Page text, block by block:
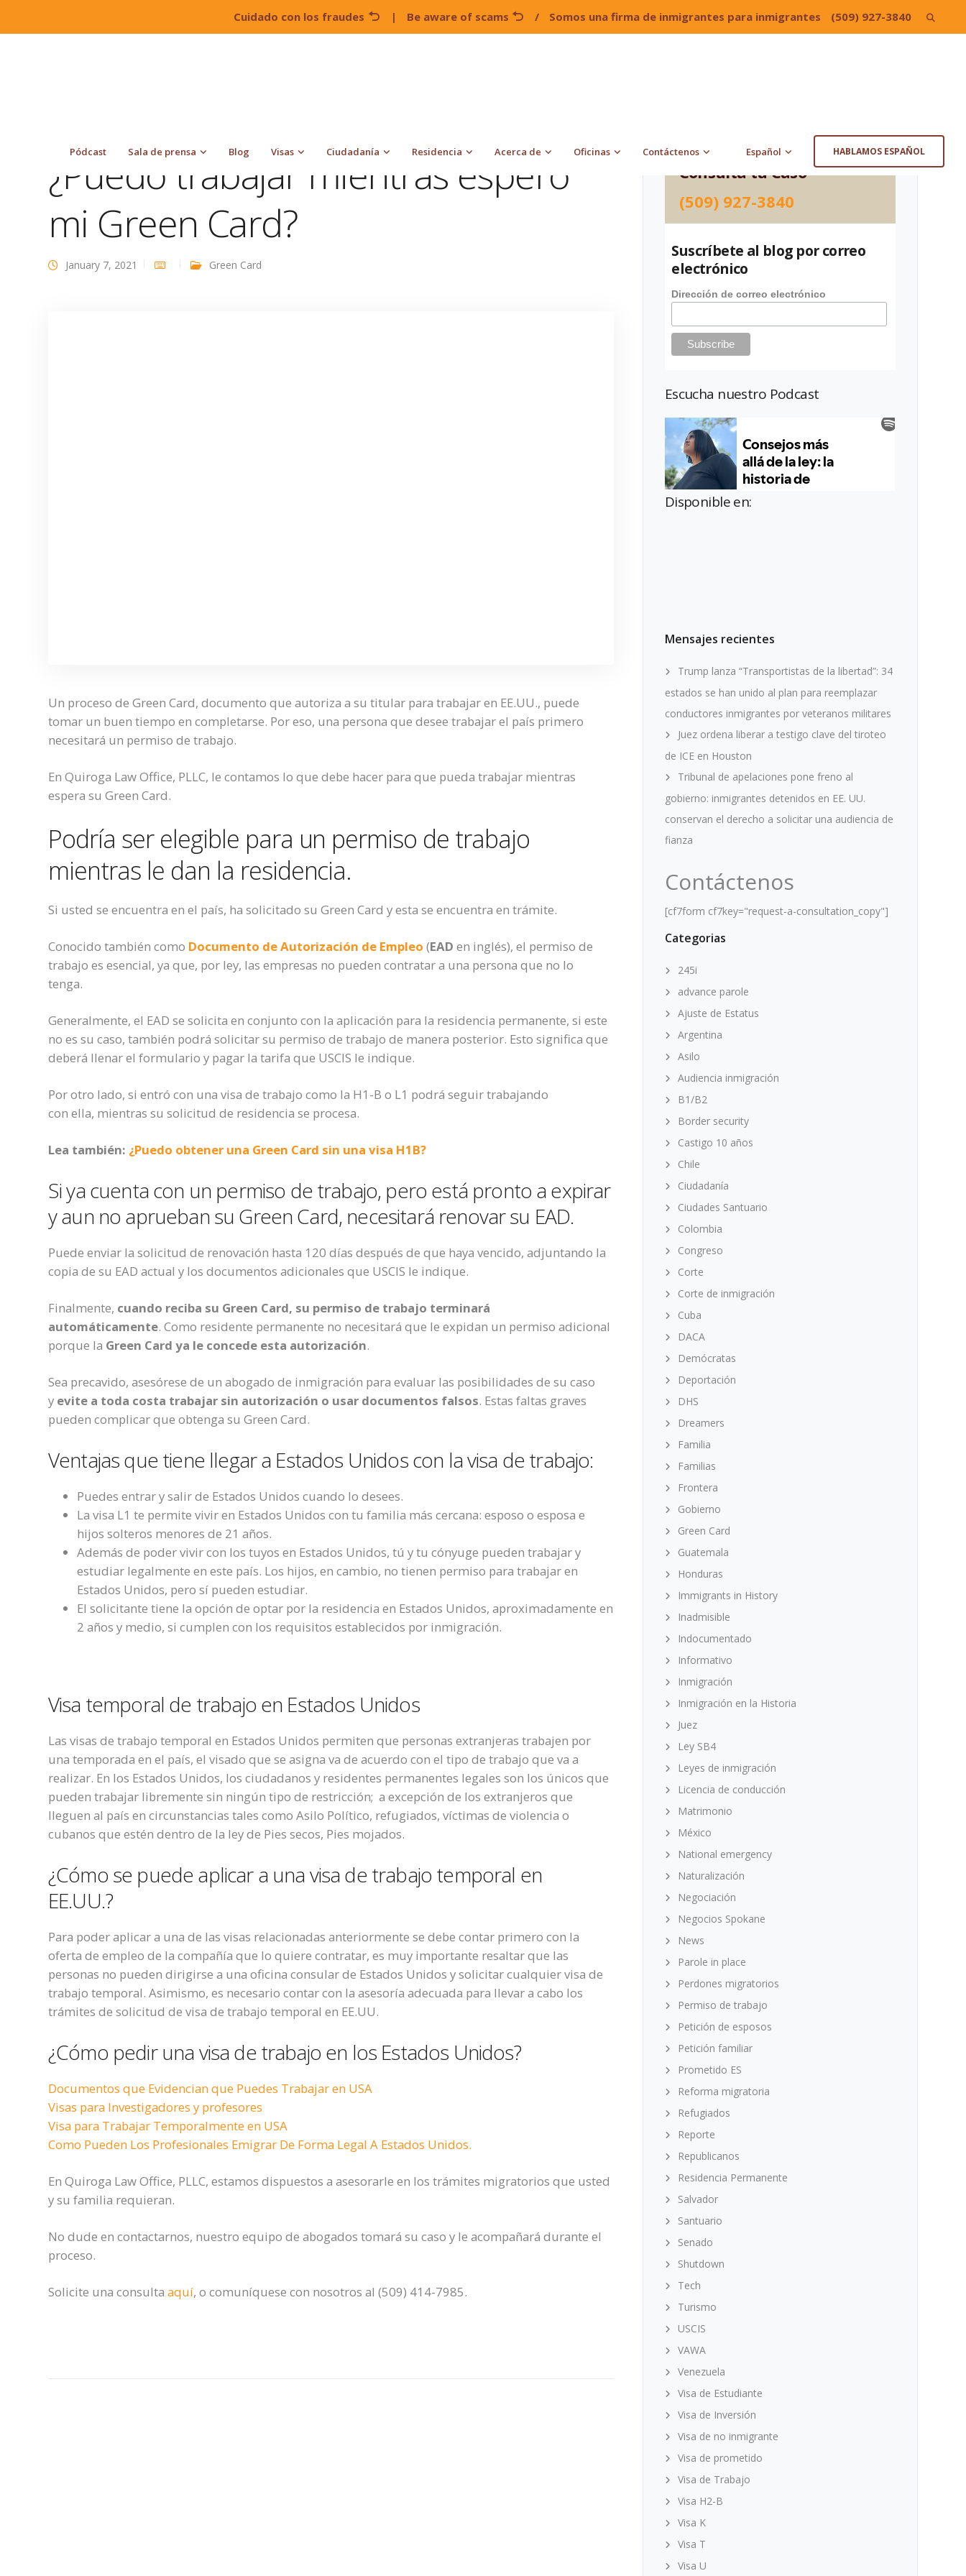
Cuidado con los fraudes | Be aware of scams / Somos una firma de inmigrantes para inmigrantes (509) 927-3840 Search
Pódcast Sala de prensa Blog Visas Ciudadanía Residencia Acerca de Oficinas Contáctenos Español HABLAMOS ESPAÑOL
¿Puedo trabajar mientras espero
mi Green Card?
January 7, 2021 Green Card
Un proceso de Green Card, documento que autoriza a su titular para trabajar en EE.UU., puede
tomar un buen tiempo en completarse. Por eso, una persona que desee trabajarel país primero
necesitará un permiso de trabajo.
En Quiroga Law Office, PLLC, le contamos lo que debe hacer para que pueda trabajar mientras
espera su Green Card.
Podría ser elegible para un permiso de trabajo
mientras le dan la residencia.
Si usted se encuentra en el país, ha solicitado su Green Card y esta se encuentra en trámite.
Conocido también como Documento de Autorización de Empleo (EAD en inglés), el permiso de
trabajo es esencial, ya que, por ley, las empresas no pueden contratar a una persona que no lo
tenga.
Generalmente, el EAD se solicita en conjunto con la aplicación para la residencia permanente, si este
no es su caso, también podrá solicitar su permiso de trabajo de manera posterior. Esto significa que
deberá llenar el formulario y pagar la tarifa que USCIS le indique.
Por otro lado, si entró con una visa de trabajo como la H1-B o L1 podrá seguir trabajando
con ella, mientras su solicitud de residencia se procesa.
Lea también: ¿Puedo obtener una Green Card sin una visa H1B?
Si yacuenta con un permiso de trabajo, pero está pronto a expirar
y aun no aprueban su Green Card, necesitará renovarsu EAD.
Puede enviar la solicitud de renovación hasta 120 días después de que haya vencido, adjuntando la
copia de su EAD actual y los documentos adicionales que USCIS le indique.
Finalmente, cuando reciba su Green Card, su permiso de trabajo terminará
automáticamente. Como residente permanente no necesitará que le expidan un permiso adicional
porque la Green Card ya le concede esta autorización.
Sea precavido, asesórese de un abogado de inmigración para evaluar las posibilidades de su caso
y evite a toda costa trabajar sin autorización o usar documentos falsos. Estas faltas graves
pueden complicarque obtenga su Green Card.
Ventajas que tiene llegar a Estados Unidos con la visa de trabajo:
Puedes entrar y salir de Estados Unidos cuando lo desees.
La visa L1 te permite vivir en Estados Unidos con tu familia más cercana: esposo o esposa e
hijos solteros menores de 21 años.
Además de poder vivir con los tuyos en Estados Unidos, tú y tu cónyuge pueden trabajar y
estudiar legalmente en este país. Los hijos, en cambio, no tienen permiso para trabajar en
Estados Unidos, pero sí pueden estudiar.
El solicitante tiene la opción de optar por la residencia en Estados Unidos, aproximadamente en
2 años y medio, si cumplen con los requisitos establecidos por inmigración.
Visa temporal de trabajo en Estados Unidos
Las visas de trabajo temporal en Estados Unidos permiten que personas extranjeras trabajen por
una temporada en el país, el visado que se asigna va de acuerdo con el tipo de trabajo que va a
realizar. En los Estados Unidos, los ciudadanos y residentes permanentes legales son los únicos que
pueden trabajar libremente sin ningún tipo de restricción; a excepción de los extranjeros que
lleguen al país en circunstancias tales como Asilo Político, refugiados, víctimas de violencia o
cubanos que estén dentro de la ley de Pies secos, Pies mojados.
¿Cómo se puede aplicar a una visa de trabajo temporal en
EE.UU.?
Para poder aplicar a una de las visas relacionadas anteriormente se debe contar primero con la
oferta de empleo de la compañía que lo quiere contratar, es muy importante resaltar que las
personas no pueden dirigirse a una oficina consular de Estados Unidos y solicitar cualquier visa de
trabajo temporal. Asimismo, es necesario contar con la asesoría adecuada para llevar a cabo los
trámites de solicitud de visa de trabajo temporal en EE.UU.
¿Cómo pedir una visa de trabajo en los Estados Unidos?
Documentos que Evidencian que Puedes Trabajar en USA
Visas para Investigadores y profesores
Visa para Trabajar Temporalmente en USA
Como Pueden Los Profesionales Emigrar De Forma Legal A Estados Unidos.
En Quiroga Law Office, PLLC, estamos dispuestos a asesorarle en los trámites migratorios que usted
y su familia requieran.
No dude en contactarnos, nuestro equipo de abogados tomará su caso y le acompañará durante el
proceso.
Solicite una consulta aquí, o comuníquese con nosotros al (509) 414-7985.
Consulta tu Caso
(509) 927-3840
Suscríbete al blog por correo
electrónico
Dirección de correo electrónico
Escucha nuestro Podcast
Disponible en:
Mensajes recientes
Trump lanza “Transportistas de la libertad”: 34
estados se han unido al plan para reemplazar
conductores inmigrantes por veteranos militares
Juez ordena liberar a testigo clave del tiroteo
de ICE en Houston
Tribunal de apelaciones pone freno al
gobierno: inmigrantes detenidos en EE. UU.
conservan el derecho a solicitar una audiencia de
fianza
Contáctenos
[cf7form cf7key="request-a-consultation_copy"]
Categorias
245i
advance parole
Ajuste de Estatus
Argentina
Asilo
Audiencia inmigración
B1/B2
Border security
Castigo 10 años
Chile
Ciudadanía
Ciudades Santuario
Colombia
Congreso
Corte
Corte de inmigración
Cuba
DACA
Demócratas
Deportación
DHS
Dreamers
Familia
Familias
Frontera
Gobierno
Green Card
Guatemala
Honduras
Immigrants in History
Inadmisible
Indocumentado
Informativo
Inmigración
Inmigración en la Historia
Juez
Ley SB4
Leyes de inmigración
Licencia de conducción
Matrimonio
México
National emergency
Naturalización
Negociación
Negocios Spokane
News
Parole in place
Perdones migratorios
Permiso de trabajo
Petición de esposos
Petición familiar
Prometido ES
Reforma migratoria
Refugiados
Reporte
Republicanos
Residencia Permanente
Salvador
Santuario
Senado
Shutdown
Tech
Turismo
USCIS
VAWA
Venezuela
Visa de Estudiante
Visa de Inversión
Visa de no inmigrante
Visa de prometido
Visa de Trabajo
Visa H2-B
Visa K
Visa T
Visa U